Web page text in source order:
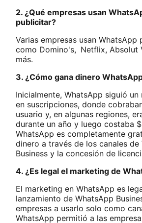
2. ¿Qué empresas usan
publicitar?
Varias empresas usan WhatsApp
como Domino's, Netflix, Absolut
más.
3. ¿Cómo gana dinero
Inicialmente, WhatsApp siguió
en suscripciones, donde
usuario y, en algunas regiones,
durante un año y luego costaba
WhatsApp es completamente
dinero a través de los canales de
Business y la concesión de
4. ¿Es legal el marketing de
El marketing en WhatsApp es
lanzamiento de WhatsApp
empresas a usarlo solo como
WhatsApp permitió a las